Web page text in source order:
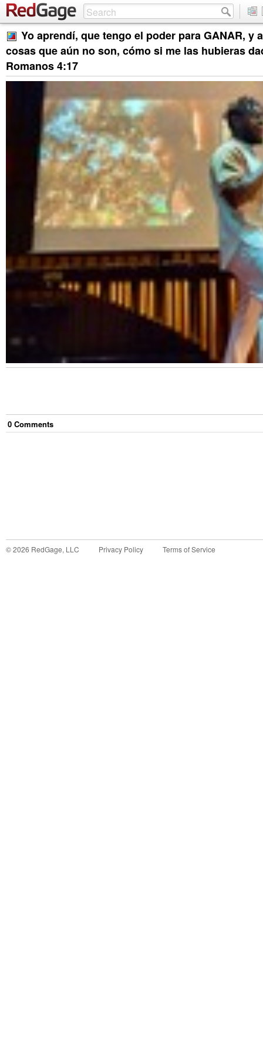
Yo aprendí, que tengo el poder para GANAR, y
cosas que aún no son, cómo si me las hubieras
Romanos 4:17
0 Comments
©2026 RedGage, LLC Privacy Policy Terms of Service